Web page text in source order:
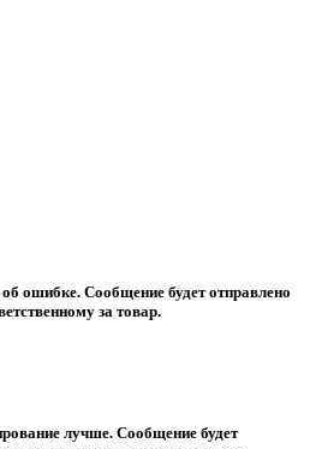
ошибке. Сообщение будет отправлено
за товар.
лучше. Сообщение будет